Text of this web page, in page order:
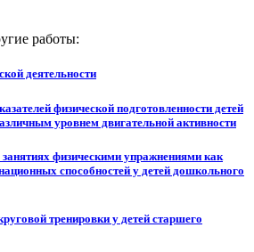
работы:
деятельности
физической подготовленности детей
уровнем двигательной активности
физическими упражнениями как
способностей у детей дошкольного
тренировки у детей старшего